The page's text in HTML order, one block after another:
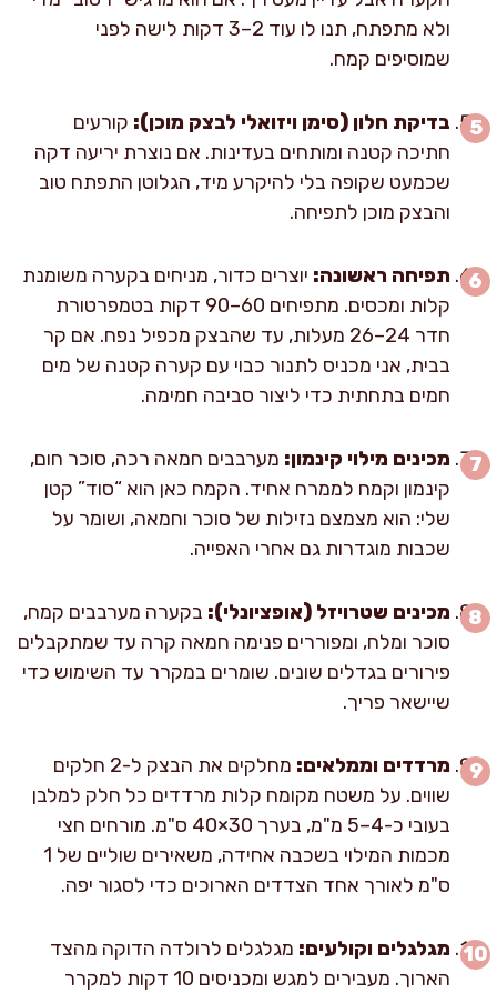
ולא מתפתח, תנו לו עוד 2–3 דקות לישה לפני
שמוסיפים קמח.
בדיקת חלון (סימן ויזואלי לבצק מוכן): קורעים
חתיכה קטנה ומותחים בעדינות. אם נוצרת יריעה דקה
שכמעט שקופה בלי להיקרע מיד, הגלוטן התפתח טוב
והבצק מוכן לתפיחה.
תפיחה ראשונה: יוצרים כדור, מניחים בקערה משומנת
קלות ומכסים. מתפיחים 60–90 דקות בטמפרטורת
חדר 24–26 מעלות, עד שהבצק מכפיל נפח. אם קר
בבית, אני מכניס לתנור כבוי עם קערה קטנה של מים
חמים בתחתית כדי ליצור סביבה חמימה.
מכינים מילוי קינמון: מערבבים חמאה רכה, סוכר חום,
קינמון וקמח לממרח אחיד. הקמח כאן הוא “סוד” קטן
שלי: הוא מצמצם נזילות של סוכר וחמאה, ושומר על
שכבות מוגדרות גם אחרי האפייה.
מכינים שטרויזל (אופציונלי): בקערה מערבבים קמח,
סוכר ומלח, ומפוררים פנימה חמאה קרה עד שמתקבלים
פירורים בגדלים שונים. שומרים במקרר עד השימוש כדי
שיישאר פריך.
מרדדים וממלאים:
מחלקים את הבצק ל-2 חלקים
שווים. על משטח מקומח קלות מרדדים כל חלק למלבן
בעובי כ-4–5 מ"מ, בערך 30×40 ס"מ. מורחים חצי
מכמות המילוי בשכבה אחידה, משאירים שוליים של 1
ס"מ לאורך אחד הצדדים הארוכים כדי לסגור יפה.
מגלגלים וקולעים: מגלגלים לרולדה הדוקה מהצד
הארוך. מעבירים למגש ומכניסים 10 דקות למקרר